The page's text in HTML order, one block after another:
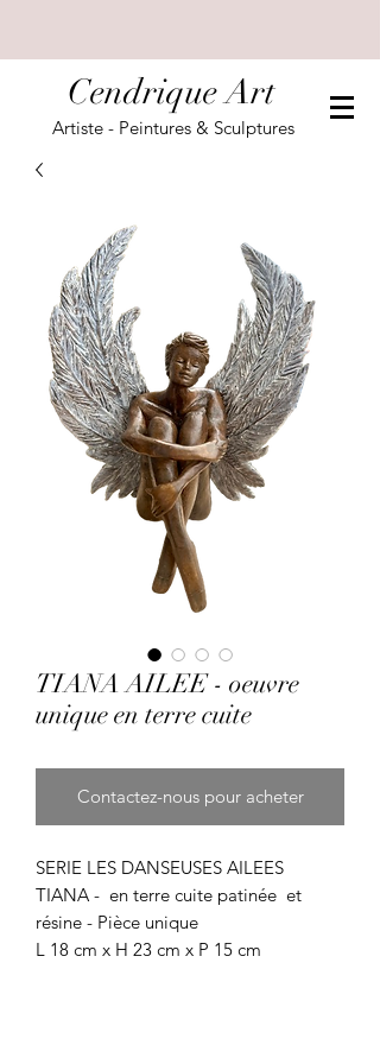
Cendrique Art
Artiste - Peintures & Sculptures
TIANA AILEE - oeuvre
unique en terre cuite
Contactez-nous pour acheter
SERIE LES DANSEUSES AILEES
TIANA - en terre cuite patinée et
résine - Pièce unique
L 18 cm x H 23 cm x P 15 cm